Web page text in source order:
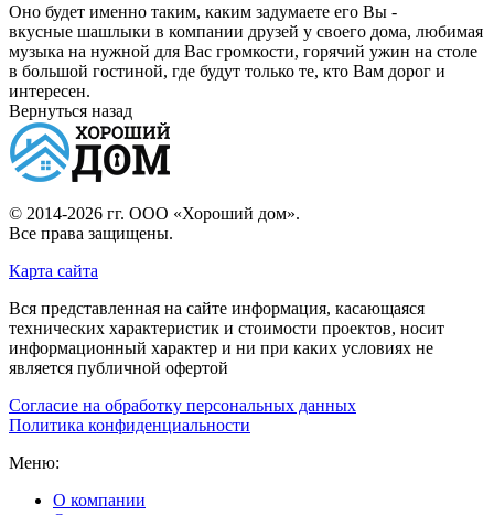
Оно будет именно таким, каким задумаете его Вы -
вкусные шашлыки в компании друзей у своего дома, любимая
музыка на нужной для Вас громкости, горячий ужин на столе
в большой гостиной, где будут только те, кто Вам дорог и
интересен.
Вернуться назад
© 2014-2026 гг. ООО «Хороший дом».
Все права защищены.
Карта сайта
Вся представленная на сайте информация, касающаяся
технических характеристик и стоимости проектов, носит
информационный характер и ни при каких условиях не
является публичной офертой
Согласие на обработку персональных данных
Политика конфиденциальности
Меню:
О компании